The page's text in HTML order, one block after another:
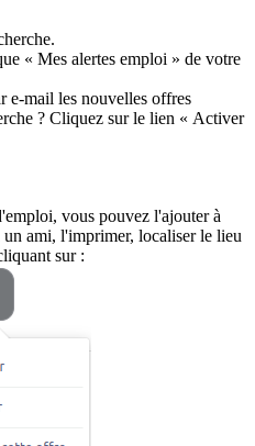
« Mes alertes emploi » de votre
e-mail les nouvelles offres
? Cliquez sur le lien « Activer
vous pouvez l'ajouter à
ami, l'imprimer, localiser le lieu
sur :